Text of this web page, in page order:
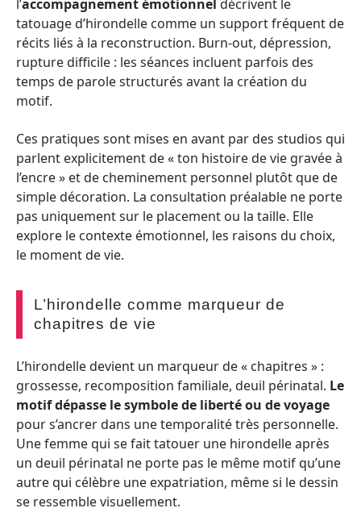
l’accompagnement émotionnel décrivent le
tatouage d’hirondelle comme un support fréquent de
récits liés à la reconstruction. Burn-out, dépression,
rupture difficile : les séances incluent parfois des
temps de parole structurés avant la création du
motif.
Ces pratiques sont mises en avant par des studios qui
parlent explicitement de « ton histoire de vie gravée à
l’encre » et de cheminement personnel plutôt que de
simple décoration. La consultation préalable ne porte
pas uniquement sur le placement ou la taille. Elle
explore le contexte émotionnel, les raisons du choix,
le moment de vie.
L’hirondelle comme marqueur de
chapitres de vie
L’hirondelle devient un marqueur de « chapitres » :
grossesse, recomposition familiale, deuil périnatal. Le
motif dépasse le symbole de liberté ou de voyage
pour s’ancrer dans une temporalité très personnelle.
Une femme qui se fait tatouer une hirondelle après
un deuil périnatal ne porte pas le même motif qu’une
autre qui célèbre une expatriation, même si le dessin
se ressemble visuellement.